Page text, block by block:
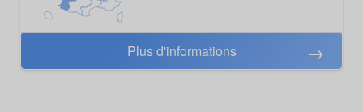
Plus d'informations